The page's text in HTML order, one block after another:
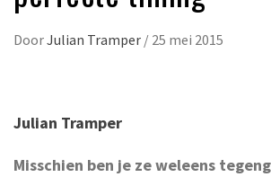
DoorJulian Tramper / 25 mei 2015
Julian Tramper
Misschien ben je ze weleens